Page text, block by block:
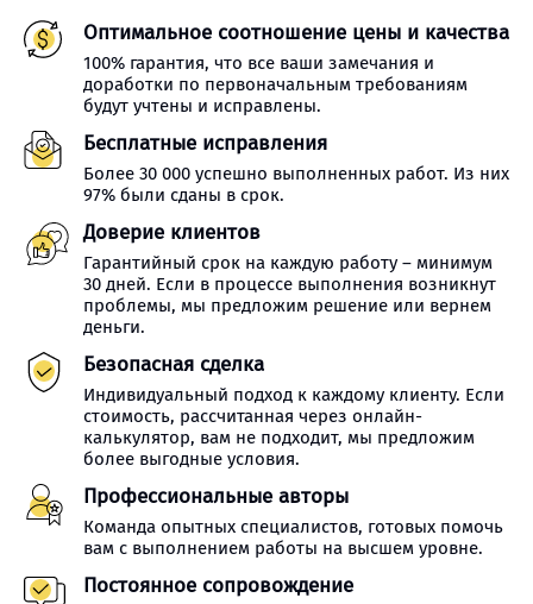
Оптимальное соотношение цены и качества
100% гарантия, что все ваши замечания и
доработки по первоначальным требованиям
будут учтены и исправлены.
Бесплатные исправления
Более 30 000 успешно выполненных работ. Из них
97% были сданы в срок.
Доверие клиентов
Гарантийный срок на каждую работу – минимум
30 дней. Если в процессе выполнения возникнут
проблемы, мы предложим решение или вернем
деньги.
Безопасная сделка
Индивидуальный подход к каждому клиенту. Если
стоимость, рассчитанная через онлайн-
калькулятор, вам не подходит, мы предложим
более выгодные условия.
Профессиональные авторы
Команда опытных специалистов, готовых помочь
вам с выполнением работы на высшем уровне.
Постоянное сопровождение